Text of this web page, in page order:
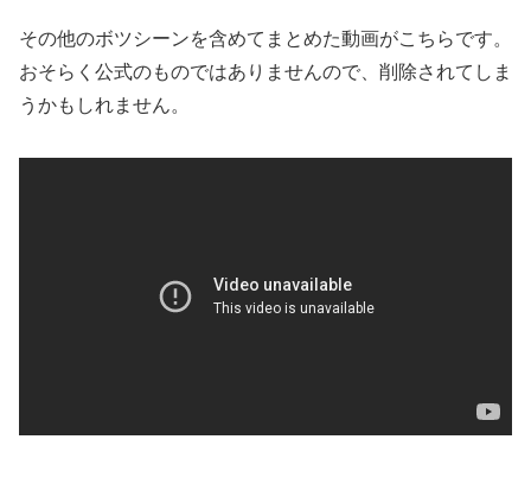
その他のボツシーンを含めてまとめた動画がこちらです。
おそらく公式のものではありませんので、削除されてしま
うかもしれません。